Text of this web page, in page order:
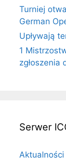
Turniej
German
Upływają
1
zgłoszenia
Serwer
Aktualności